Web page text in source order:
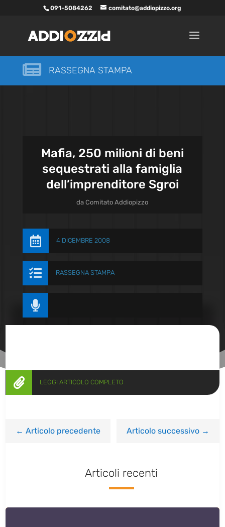
091-5084262 comitato@addiopizzo.org
 RASSEGNA STAMPA
Mafia, 250 milioni di beni
sequestrati alla famiglia
dell’imprenditore Sgroi
daComitato Addiopizzo
 4 DICEMBRE 2008
 RASSEGNA STAMPA

 LEGGI ARTICOLO COMPLETO
←Articolo precedente Articolo successivo→
Articoli recenti